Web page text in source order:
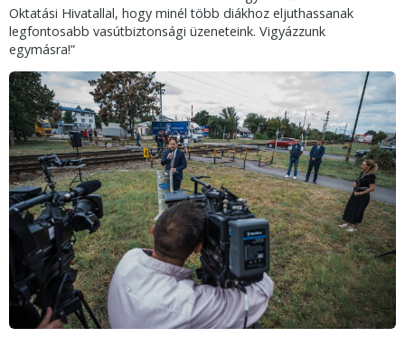
Oktatási Hivatallal, hogy minél több diákhoz eljuthassanak
legfontosabb vasútbiztonsági üzeneteink. Vigyázzunk
egymásra!”